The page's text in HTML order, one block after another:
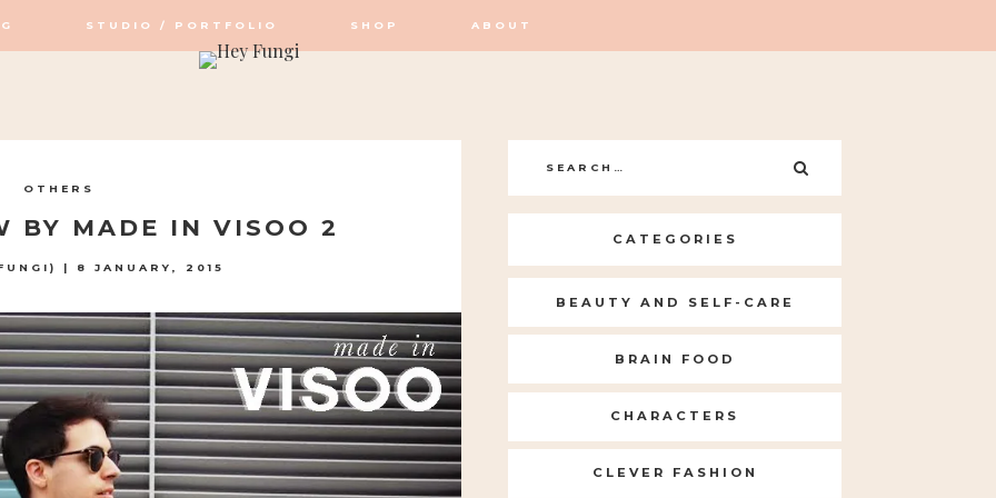
STUDIO / PORTFOLIO SHOP ABOUT
OTHERS
BY MADE IN VISOO 2
| 8 JANUARY, 2015
Search
for:
SEARCH
CATEGORIES
BEAUTY AND SELF-CARE
BRAIN FOOD
CHARACTERS
CLEVER FASHION